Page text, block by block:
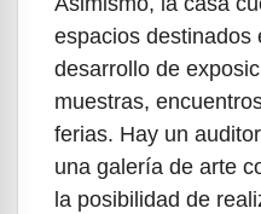
espacios destinados
desarrollo de
muestras,
ferias. Hay un
una galería de arte
la posibilidad de